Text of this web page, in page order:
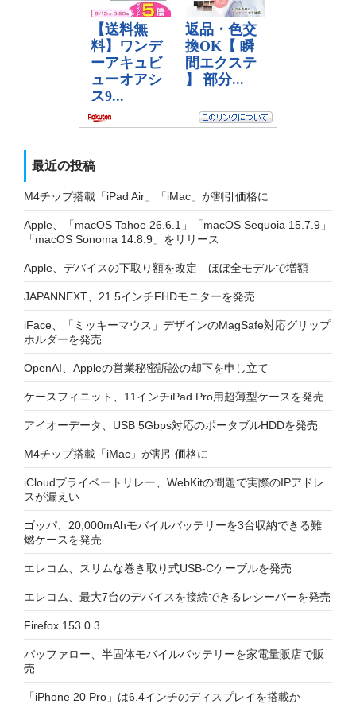
最近の投稿
M4チップ搭載「iPad Air」「iMac」が割引価格に
Apple、「macOS Tahoe 26.6.1」「macOS Sequoia 15.7.9」
「macOS Sonoma 14.8.9」をリリース
Apple、デバイスの下取り額を改定 ほぼ全モデルで増額
JAPANNEXT、21.5インチFHDモニターを発売
iFace、「ミッキーマウス」デザインのMagSafe対応グリップ
ホルダーを発売
OpenAI、Appleの営業秘密訴訟の却下を申し立て
ケースフィニット、11インチiPad Pro用超薄型ケースを発売
アイオーデータ、USB 5Gbps対応のポータブルHDDを発売
M4チップ搭載「iMac」が割引価格に
iCloudプライベートリレー、WebKitの問題で実際のIPアドレ
スが漏えい
ゴッパ、20,000mAhモバイルバッテリーを3台収納できる難
燃ケースを発売
エレコム、スリムな巻き取り式USB-Cケーブルを発売
エレコム、最大7台のデバイスを接続できるレシーバーを発売
Firefox 153.0.3
バッファロー、半固体モバイルバッテリーを家電量販店で販
売
「iPhone 20 Pro」は6.4インチのディスプレイを搭載か